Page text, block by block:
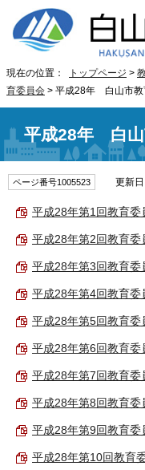
現在の位置： トップページ >
育委員会 > 平成28年 白山市教
平成28年 白山
ページ番号1005523 更新日
平成28年第1回教育委
平成28年第2回教育委
平成28年第3回教育委
平成28年第4回教育委
平成28年第5回教育委
平成28年第6回教育委
平成28年第7回教育委
平成28年第8回教育委
平成28年第9回教育委
平成28年第10回教育